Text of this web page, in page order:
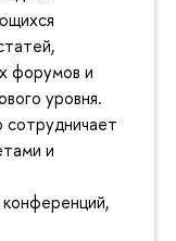
форумов и
уровня.
сотрудничает
и